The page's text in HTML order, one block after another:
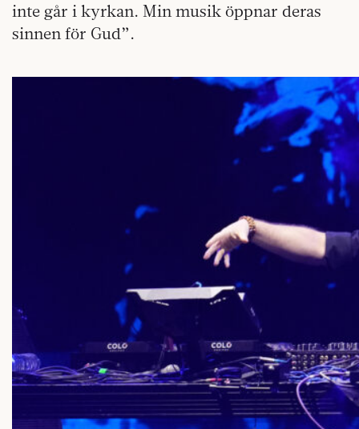
inte går i kyrkan. Min musik öppnar deras
sinnen för Gud”.